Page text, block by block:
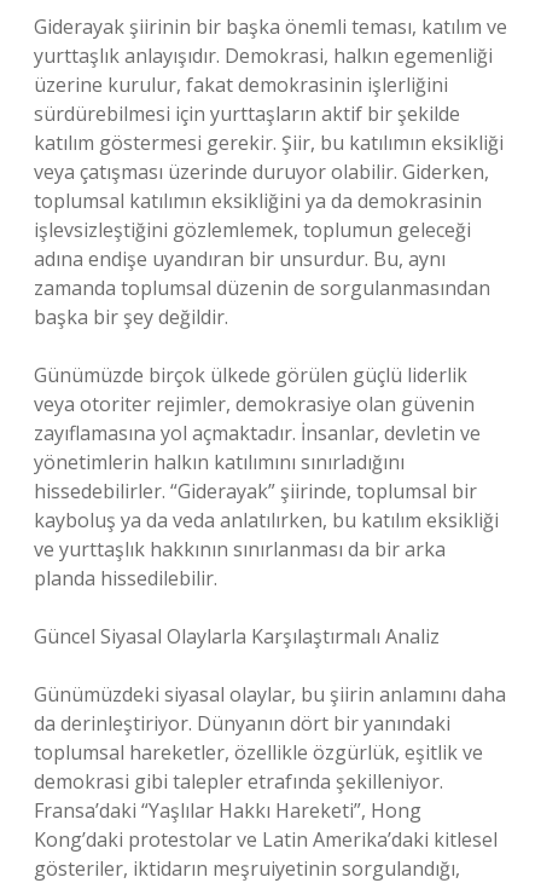
Giderayak şiirinin bir başka önemli teması, katılım ve
yurttaşlık anlayışıdır. Demokrasi, halkın egemenliği
üzerine kurulur, fakat demokrasinin işlerliğini
sürdürebilmesi için yurttaşların aktif bir şekilde
katılım göstermesi gerekir. Şiir, bu katılımın eksikliği
veya çatışması üzerinde duruyor olabilir. Giderken,
toplumsal katılımın eksikliğini ya da demokrasinin
işlevsizleştiğini gözlemlemek, toplumun geleceği
adına endişe uyandıran bir unsurdur. Bu, aynı
zamanda toplumsal düzenin de sorgulanmasından
başka bir şey değildir.
Günümüzde birçok ülkede görülen güçlü liderlik
veya otoriter rejimler, demokrasiye olan güvenin
zayıflamasına yol açmaktadır. İnsanlar, devletin ve
yönetimlerin halkın katılımını sınırladığını
hissedebilirler. “Giderayak” şiirinde, toplumsal bir
kayboluş ya da veda anlatılırken, bu katılım eksikliği
ve yurttaşlık hakkının sınırlanması da bir arka
planda hissedilebilir.
Güncel Siyasal Olaylarla Karşılaştırmalı Analiz
Günümüzdeki siyasal olaylar, bu şiirin anlamını daha
da derinleştiriyor. Dünyanın dört bir yanındaki
toplumsal hareketler, özellikle özgürlük, eşitlik ve
demokrasi gibi talepler etrafında şekilleniyor.
Fransa’daki “Yaşlılar Hakkı Hareketi”, Hong
Kong’daki protestolar ve Latin Amerika’daki kitlesel
gösteriler, iktidarın meşruiyetinin sorgulandığı,